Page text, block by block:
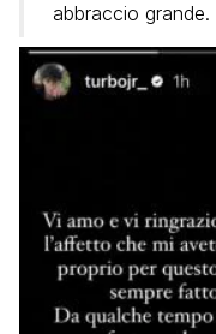
abbraccio grande.